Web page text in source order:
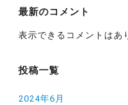
最新のコメント
表示できるコメントはあ
投稿一覧
2024年6月